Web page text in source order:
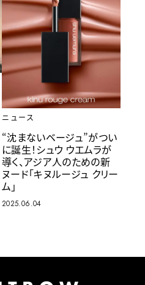
ニュース
“沈まないベージュ”がつい
に誕生！シュウ ウエムラが
導く、アジア人のための新
ヌード「キヌルージュ クリー
ム」
2025.06.04